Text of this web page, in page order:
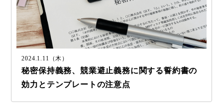
2024.1.11（木）
秘密保持義務、競業避止義務に関する誓約書の
効力とテンプレートの注意点